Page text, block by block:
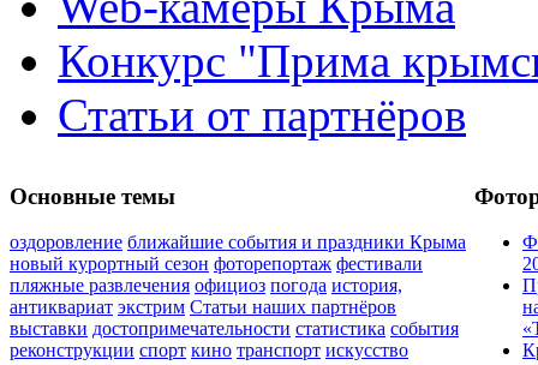
Конкурс "Прима
Статьи от партнёров
Основные темы
оздоровление ближайшие события и праздники Крыма
новый курортный сезон фоторепортаж фестивали
пляжные развлечения официоз погода история,
антиквариат экстрим Статьи наших партнёров
выставки достопримечательности статистика события
реконструкции спорт кино транспорт искусство